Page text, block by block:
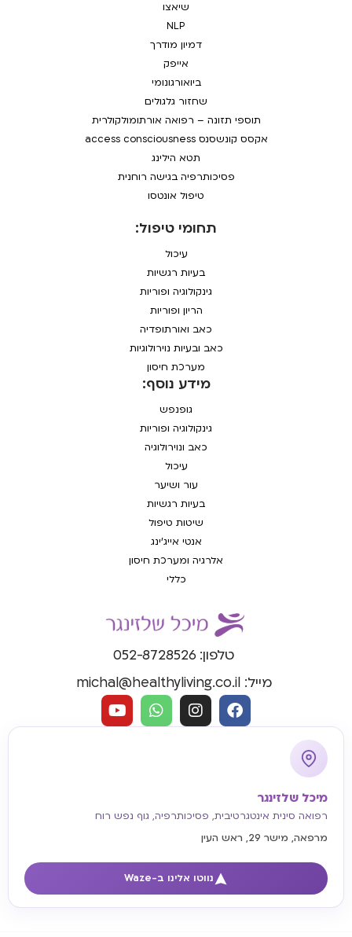
טלפון: 052-8728526
מייל: michal@healthyliving.co.il
מיכל שלזינגר
רפואה סינית אינטגרטיבית, פסיכותרפיה, גוף נפש רוח
מרפאה, מישר 29, ראש העין
נווטו אלינו ב-Waze
תחומי טיפול:
עיכול
בעיות רגשיות
גינקולוגיה ופוריות
הריון ופוריות
כאב ואורתופדיה
כאב ובעיות נוירולוגיות
מערכת חיסון
מידע נוסף:
גופנפש
גינקולוגיה ופוריות
כאב ונוירולוגיה
עיכול
עור ושיער
בעיות רגשיות
שיטות טיפול
אנטי אייג'ינג
אלרגיה ומערכת חיסון
כללי
שיאצו
NLP
דמיון מודרך
אייפק
ביואורגונומי
שחזור גלגולים
תוספי תזונה – רפואה אורתומולקולרית
אקסס קונשסנס access consciousness
תטא הילינג
פסיכותרפיה בגישה רוחנית
טיפול אונטסו